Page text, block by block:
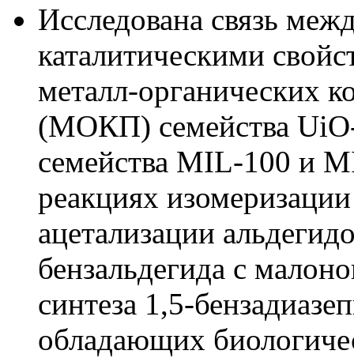
Исследована связь
каталитическими
металл-органических
(МОКП) семейства
семейства MIL-100 и
реакциях
ацетализации
бензальдегида с
синтеза 1,5-
обладающих